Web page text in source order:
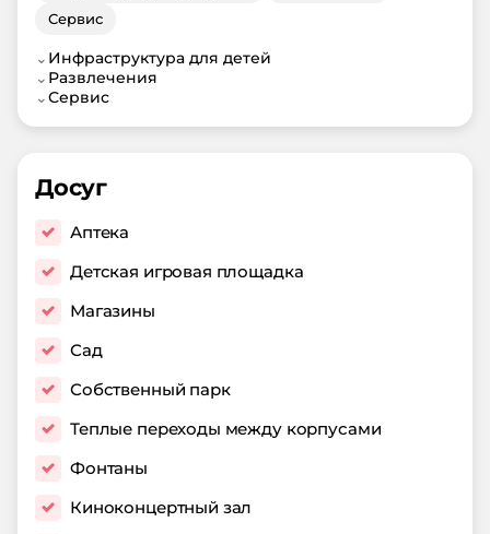
Сервис
⌄ Инфраструктура для детей
⌄ Развлечения
⌄Сервис
Досуг
Аптека
Детская игровая площадка
Магазины
Сад
Собственный парк
Теплые переходы между корпусами
Фонтаны
Киноконцертный зал